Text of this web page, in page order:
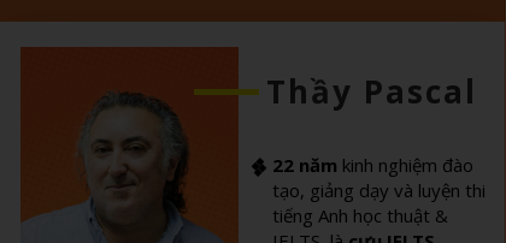
Thầy Pascal
22 năm kinh nghiệm đào
tạo, giảng dạy và luyện thi
tiếng Anh học thuật &